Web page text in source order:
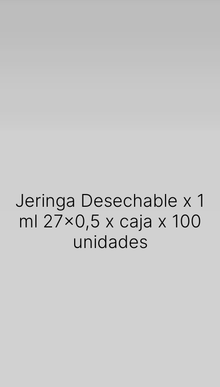
Jeringa Desechable x 1
ml 27x0,5 x caja x 100
unidades